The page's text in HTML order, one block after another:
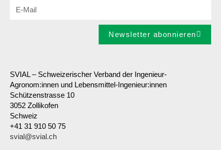
Newsletter abonnieren
SVIAL – Schweizerischer Verband der Ingenieur-
Agronom:innen und Lebensmittel-Ingenieur:innen
Schützenstrasse 10
3052 Zollikofen
Schweiz
+41 31 910 50 75
svial@svial.ch